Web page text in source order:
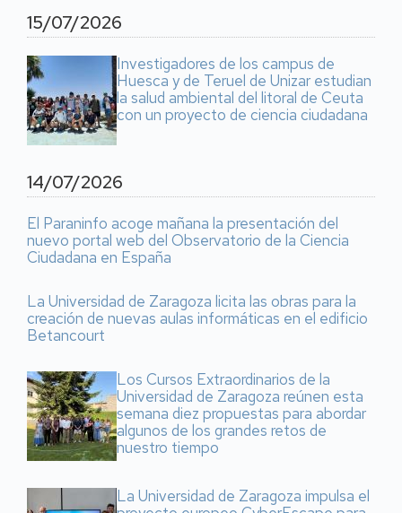
15/07/2026
Investigadores de los campus de
Huesca y de Teruel de Unizar estudian
la salud ambiental del litoral de Ceuta
con un proyecto de ciencia ciudadana
14/07/2026
El Paraninfo acoge mañana la presentación del
nuevo portal web del Observatorio de la Ciencia
Ciudadana en España
La Universidad de Zaragoza licita las obras para la
creación de nuevas aulas informáticas en el edificio
Betancourt
Los Cursos Extraordinarios de la
Universidad de Zaragoza reúnen esta
semana diez propuestas para abordar
algunos de los grandes retos de
nuestro tiempo
La Universidad de Zaragoza impulsa el